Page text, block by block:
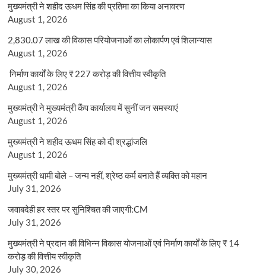
मुख्यमंत्री ने शहीद ऊधम सिंह की प्रतिमा का किया अनावरण
August 1, 2026
2,830.07 लाख की विकास परियोजनाओं का लोकार्पण एवं शिलान्यास
August 1, 2026
निर्माण कार्यों के लिए ₹ 227 करोड़ की वित्तीय स्वीकृति
August 1, 2026
मुख्यमंत्री ने मुख्यमंत्री कैंप कार्यालय में सुनीं जन समस्याएं
August 1, 2026
मुख्यमंत्री ने शहीद ऊधम सिंह को दी श्रद्धांजलि
August 1, 2026
मुख्यमंत्री धामी बोले – जन्म नहीं, श्रेष्ठ कर्म बनाते हैं व्यक्ति को महान
July 31, 2026
जवाबदेही हर स्तर पर सुनिश्चित की जाएगी:CM
July 31, 2026
मुख्यमंत्री ने प्रदान की विभिन्न विकास योजनाओं एवं निर्माण कार्यों के लिए ₹ 14
करोड़ की वित्तीय स्वीकृति
July 30, 2026